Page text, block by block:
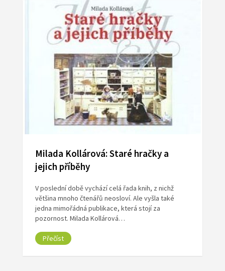
Milada Kollárová: Staré hračky a
jejich příběhy
V poslední době vychází celá řada knih, z nichž
většina mnoho čtenářů neosloví. Ale vyšla také
jedna mimořádná publikace, která stojí za
pozornost. Milada Kollárová…
Přečíst